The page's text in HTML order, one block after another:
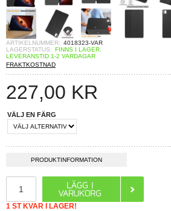
ARTIKELNUMMER: 4018323-VAR
LAGERSTATUS: FINNS I LAGER.
LEVERANSTID 1-2 VARDAGAR
FRAKTKOSTNAD
227,00 KR
VÄLJ EN FÄRG
PRODUKTINFORMATION
1 ST KVAR I LAGER!